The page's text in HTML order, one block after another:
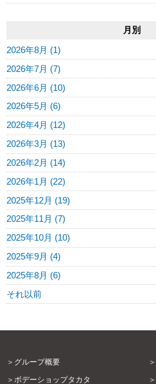
月別
2026年8月 (1)
2026年7月 (7)
2026年6月 (10)
2026年5月 (6)
2026年4月 (12)
2026年3月 (13)
2026年2月 (14)
2026年1月 (22)
2025年12月 (19)
2025年11月 (7)
2025年10月 (10)
2025年9月 (4)
2025年8月 (6)
それ以前
グループ概要
ボデーショップタカタ